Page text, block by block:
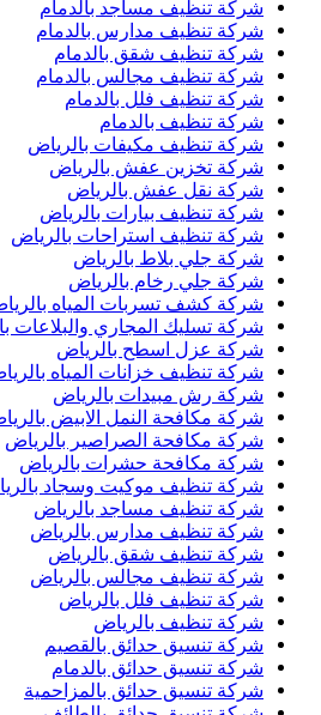
شركة تنظيف مساجد بالدمام
شركة تنظيف مدارس بالدمام
شركة تنظيف شقق بالدمام
شركة تنظيف مجالس بالدمام
شركة تنظيف فلل بالدمام
شركة تنظيف بالدمام
شركة تنظيف مكيفات بالرياض
شركة تخزين عفش بالرياض
شركة نقل عفش بالرياض
شركة تنظيف بيارات بالرياض
شركة تنظيف استراحات بالرياض
شركة جلي بلاط بالرياض
شركة جلي رخام بالرياض
شركة كشف تسربات المياه
شركة تسليك المجاري والبلاعات
شركة عزل اسطح بالرياض
شركة تنظيف خزانات المياه
شركة رش مبيدات بالرياض
شركة مكافحة النمل الابيض
شركة مكافحة الصراصير بالرياض
شركة مكافحة حشرات بالرياض
شركة تنظيف موكيت وسجاد
شركة تنظيف مساجد بالرياض
شركة تنظيف مدارس بالرياض
شركة تنظيف شقق بالرياض
شركة تنظيف مجالس بالرياض
شركة تنظيف فلل بالرياض
شركة تنظيف بالرياض
شركة تنسيق حدائق بالقصيم
شركة تنسيق حدائق بالدمام
شركة تنسيق حدائق بالمزاحمية